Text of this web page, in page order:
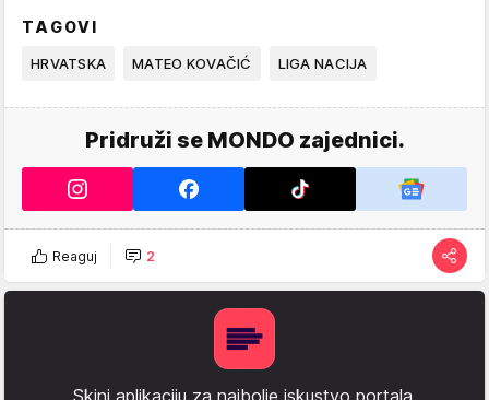
TAGOVI
HRVATSKA MATEO KOVAČIĆ LIGA NACIJA
Pridruži se MONDO zajednici.
Reaguj 2
Skini aplikaciju za najbolje iskustvo portala.